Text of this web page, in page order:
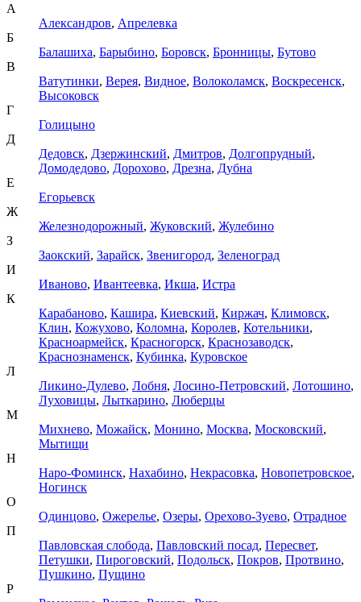
А
Александров, Апрелевка
Б
Балашиха, Барыбино, Боровск, Бронницы, Бутово
В
Ватутинки, Верея, Видное, Волоколамск, Воскресенск,
Высоковск
Г
Голицыно
Д
Дедовск, Дзержинский, Дмитров, Долгопрудный,
Домодедово, Дорохово, Дрезна, Дубна
Е
Егорьевск
Ж
Железнодорожный, Жуковский, Жулебино
З
Заокский, Зарайск, Звенигород, Зеленоград
И
Иваново, Ивантеевка, Икша, Истра
К
Карабаново, Кашира, Киевский, Киржач, Климовск,
Клин, Кожухово, Коломна, Королев, Котельники,
Красноармейск, Красногорск, Краснозаводск,
Краснознаменск, Кубинка, Куровское
Л
Ликино-Дулево, Лобня, Лосино-Петровский, Лотошино,
Луховицы, Лыткарино, Люберцы
М
Михнево, Можайск, Монино, Москва, Московский,
Мытищи
Н
Наро-Фоминск, Нахабино, Некрасовка, Новопетровское,
Ногинск
О
Одинцово, Ожерелье, Озеры, Орехово-Зуево, Отрадное
П
Павловская слобода, Павловский посад, Пересвет,
Петушки, Пироговский, Подольск, Покров, Протвино,
Пушкино, Пущино
Р